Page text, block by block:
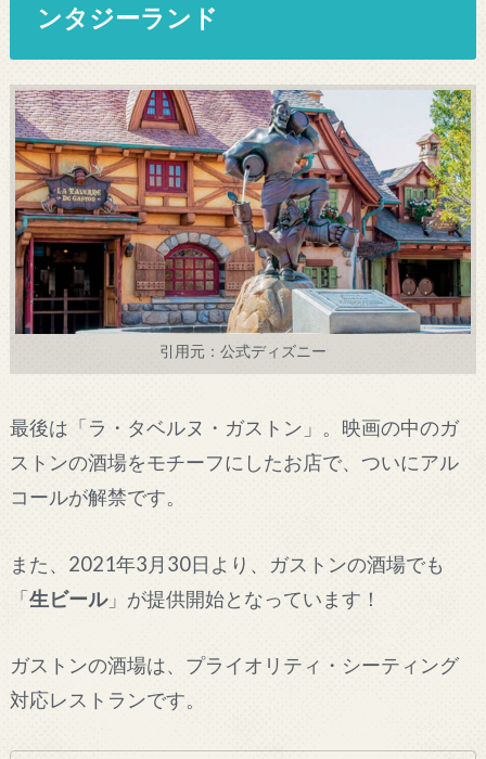
ンタジーランド
引用元：公式ディズニー
最後は「ラ・タベルヌ・ガストン」。映画の中のガ
ストンの酒場をモチーフにしたお店で、ついにアル
コールが解禁です。
また、2021年3月30日より、ガストンの酒場でも
「生ビール」が提供開始となっています！
ガストンの酒場は、プライオリティ・シーティング
対応レストランです。